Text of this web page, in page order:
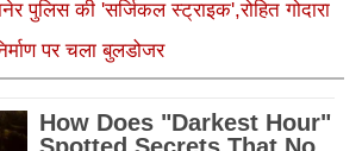
पुलिस की 'सर्जिकल स्ट्राइक',रोहित गोदारा
पर चला बुलडोजर